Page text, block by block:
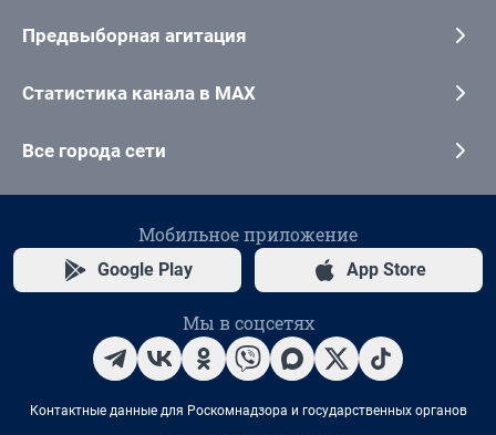
Предвыборная агитация
Статистика канала в MAX
Все города сети
Мобильное приложение
Google Play App Store
Мы в соцсетях
Контактные данные для Роскомнадзора и государственных органов